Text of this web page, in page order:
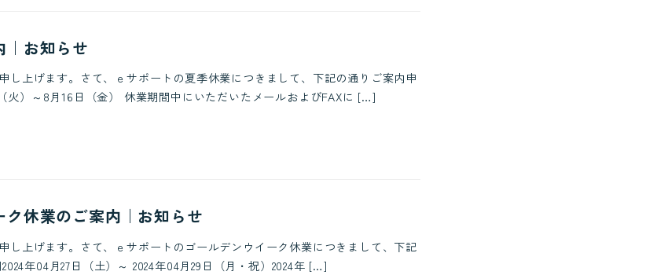
｜お知らせ
し上げます。さて、ｅサポートの夏季休業につきまして、下記の通りご案内申
火）～8月16日（金） 休業期間中にいただいたメールおよびFAXに […]
休業のご案内｜お知らせ
し上げます。さて、ｅサポートのゴールデンウイーク休業につきまして、下記
年04月27日（土）～ 2024年04月29日（月・祝）2024年 […]